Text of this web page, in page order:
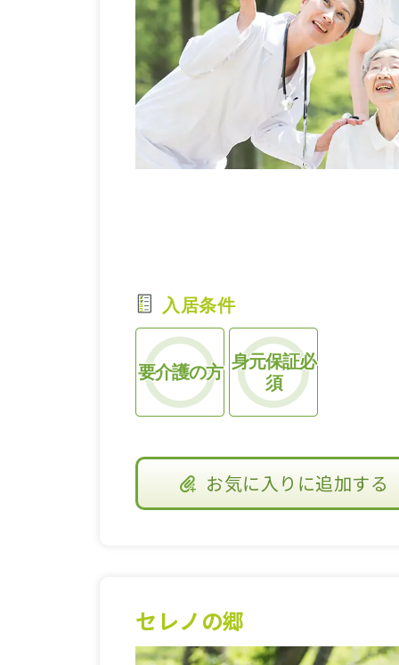
入居条件
要介護の方 身元保証必
須
お気に入り に追加する
セレノの郷